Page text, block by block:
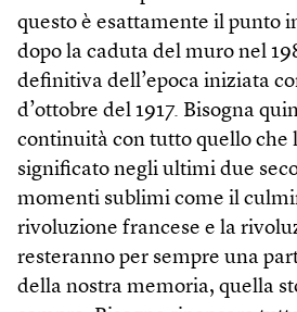
questo è esattamente il punto
dopo la caduta del muro nel
definitiva dell’epoca iniziata
d’ottobre del 1917. Bisogna
continuità con tutto quello che
significato negli ultimi due
momenti sublimi come il
rivoluzione francese e la
resteranno per sempre una
della nostra memoria, quella